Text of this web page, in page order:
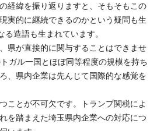
経緯を振り返りますと、そもそもこの
実的に継続できるのかという疑問も生
る造語も生まれています。
県が直接的に関与することはできませ
ガル一国とほぼ同等程度の規模を持ち
、県内企業は先んじて国際的な感覚を
ことが不可欠です。トランプ関税によ
を踏まえた埼玉県内企業への対応につ